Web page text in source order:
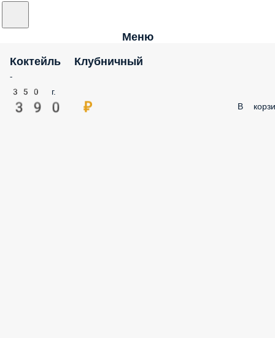
Меню
Коктейль Клубничный
-
350 г.
390 ₽ В